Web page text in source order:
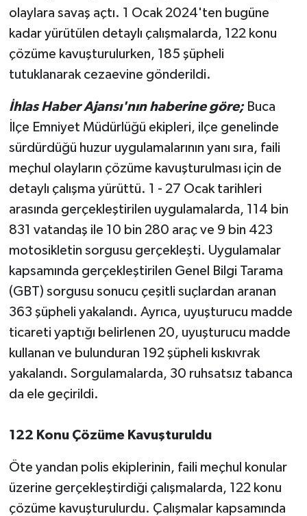
olaylara savaş açtı. 1 Ocak 2024'ten bugüne
kadar yürütülen detaylı çalışmalarda, 122 konu
çözüme kavuşturulurken, 185 şüpheli
tutuklanarak cezaevine gönderildi.
İhlas Haber Ajansı'nın haberine göre;Buca
İlçe Emniyet Müdürlüğü ekipleri, ilçe genelinde
sürdürdüğü huzur uygulamalarının yanı sıra, faili
meçhul olayların çözüme kavuşturulması için de
detaylı çalışma yürüttü. 1 - 27 Ocak tarihleri
arasında gerçekleştirilen uygulamalarda, 114 bin
831 vatandaş ile 10 bin 280 araç ve 9 bin 423
motosikletin sorgusu gerçekleşti. Uygulamalar
kapsamında gerçekleştirilen Genel Bilgi Tarama
(GBT) sorgusu sonucu çeşitli suçlardan aranan
363 şüpheli yakalandı. Ayrıca, uyuşturucu madde
ticareti yaptığı belirlenen 20, uyuşturucu madde
kullanan ve bulunduran 192 şüpheli kıskıvrak
yakalandı. Sorgulamalarda, 30 ruhsatsız tabanca
da ele geçirildi.
122 Konu Çözüme Kavuşturuldu
Öte yandan polis ekiplerinin, faili meçhul konular
üzerine gerçekleştirdiği çalışmalarda, 122 konu
çözüme kavuşturulurdu. Çalışmalar kapsamında